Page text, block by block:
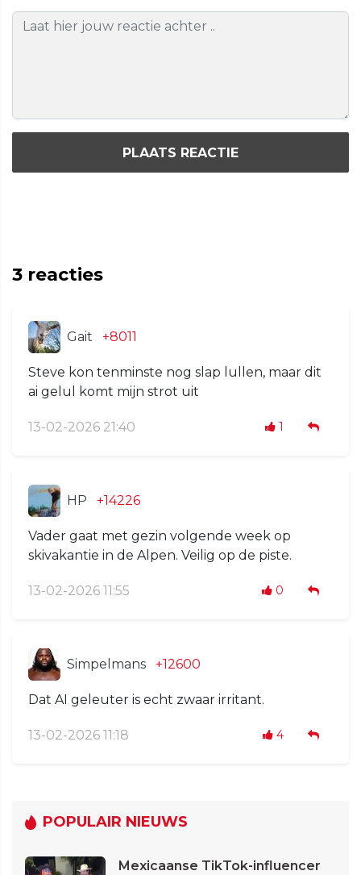
PLAATS REACTIE
3 reacties
Gait +8011
Steve kon tenminste nog slap lullen, maar dit
ai gelul komt mijn strot uit
13-02-2026 21:40 1
HP +14226
Vader gaat met gezin volgende week op
skivakantie in de Alpen. Veilig op de piste.
13-02-2026 11:55 0
Simpelmans +12600
Dat AI geleuter is echt zwaar irritant.
13-02-2026 11:18 4
POPULAIR NIEUWS
Mexicaanse TikTok-influencer